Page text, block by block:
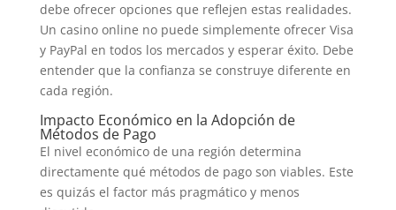
debe ofrecer opciones que reflejen estas realidades.
Un casino online no puede simplemente ofrecer Visa
y PayPal en todos los mercados y esperar éxito. Debe
entender que la confianza se construye diferente en
cada región.
Impacto Económico en la Adopción de
Métodos de Pago
El nivel económico de una región determina
directamente qué métodos de pago son viables. Este
es quizás el factor más pragmático y menos